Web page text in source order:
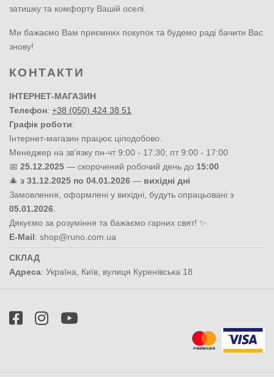
затишку та комфорту Вашій оселі.
Ми бажаємо Вам приємних покупок та будемо раді бачити Вас
знову!
КОНТАКТИ
ІНТЕРНЕТ-МАГАЗИН
Телефон: +38 (050) 424 38 51
Графік роботи:
Інтернет-магазин працює цілодобово.
Менеджер на зв'язку пн-чт 9:00 - 17:30; пт 9:00 - 17:00
📅 25.12.2025 — скорочений робочий день до 15:00
🎄 з 31.12.2025 по 04.01.2026 — вихідні дні
Замовлення, оформлені у вихідні, будуть опрацьовані з
05.01.2026
Дякуємо за розуміння та бажаємо гарних свят! ✨
E-Mail: shop@runo.com.ua
СКЛАД
Адреса: Україна Київ вулиця Куренівська 18